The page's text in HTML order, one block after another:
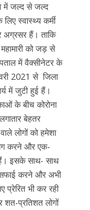
में जल्द से जल्द
स्वास्थ्य कर्मी
अग्रसर हैं। ताकि
को जड़ से
में वैक्सीनेटर के
2021 से जिला
में जुटी हुई हैं।
के बीच कोरोना
बेहतर
लोगों को हमेशा
करने और एक-
हैं। इसके साथ- साथ
सफाई करने और अभी
भी कर रही
प्रतिशत लोगों